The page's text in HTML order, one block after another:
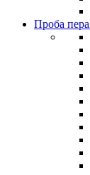
Проба пера